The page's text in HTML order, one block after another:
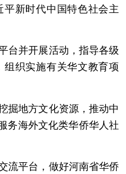
新时代中国特色社会主
并开展活动，指导各级
织实施有关华文教育项
地方文化资源，推动中
务海外文化类华侨华人社
平台，做好河南省华侨